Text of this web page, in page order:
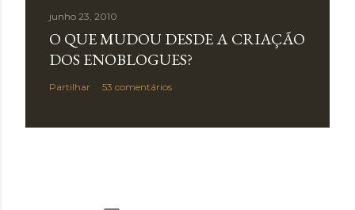
junho 23, 2010
O QUE MUDOU DESDE A CRIAÇÃO
DOS ENOBLOGUES?
Partilhar 53 comentários